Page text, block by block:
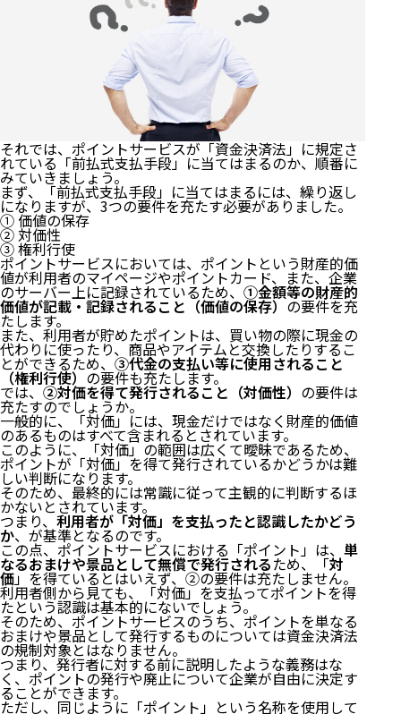
それでは、ポイントサービスが「資金決済法」に規定さ
れている「前払式支払手段」に当てはまるのか、順番に
みていきましょう。
まず、「前払式支払手段」に当てはまるには、繰り返し
になりますが、3つの要件を充たす必要がありました。
① 価値の保存
② 対価性
③ 権利行使
ポイントサービスにおいては、ポイントという財産的価
値が利用者のマイページやポイントカード、また、企業
のサーバー上に記録されているため、 ①金額等の財産的
価値が記載・記録されること（価値の保存）の要件を充
たします。
また、利用者が貯めたポイントは、買い物の際に現金の
代わりに使ったり、商品やアイテムと交換したりするこ
とができるため、 ③代金の支払い等に使用されること
（権利行使）の要件も充たします。
では、②対価を得て発行されること（対価性） の要件は
充たすのでしょうか。
一般的に、「対価」には、現金だけではなく財産的価値
のあるものはすべて含まれるとされています。
このように、「対価」の範囲は広くて曖昧であるため、
ポイントが「対価」を得て発行されているかどうかは難
しい判断になります。
そのため、最終的には常識に従って主観的に判断するほ
かないとされています。
つまり、利用者が「対価」を支払ったと認識したかどう
か、が基準となるのです。
この点、ポイントサービスにおける「ポイント」は、 単
なるおまけや景品として無償で発行されるため、「対
価」を得ているとはいえず、②の要件は充たしません。
利用者側から見ても、「対価」を支払ってポイントを得
たという認識は基本的にないでしょう。
そのため、ポイントサービスのうち、ポイントを単なる
おまけや景品として発行するものについては資金決済法
の規制対象とはなりません。
つまり、発行者に対する前に説明したような義務はな
く、ポイントの発行や廃止について企業が自由に決定す
ることができます。
ただし、同じように「ポイント」という名称を使用して
はじめに
１ ポイントサービスを利用するメリット
２ 資金決済法とは
３ 前払式支払手段とは
（１）意味
① 金額等の財産的価値が記載・記録されること
（価値の保存）
② 対価を得て発行されること（対価性）
③ 代金の支払い等に使用されること（権利行使）
（２）義務
（３）ペナルティ
４ ポイントサービスは「前払式支払手段」に当ては
まる？
５ 他の法規制もあることに注意！
①景品表示法（景品規制）
②消費者契約法
６ ポイントサービスを終了する場合
７ まとめ